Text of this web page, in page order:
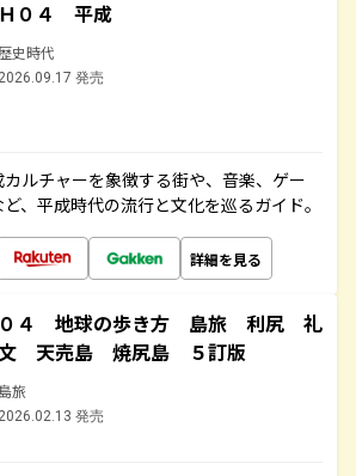
Ｈ０４ 平成
歴史時代
2026.09.17 発売
ルチャーを象徴する街や、音楽、ゲー
、平成時代の流行と文化を巡るガイド。
詳細を見る
０４ 地球の歩き方 島旅 利尻 礼
天売島 焼尻島 ５訂版
島旅
2026.02.13 発売